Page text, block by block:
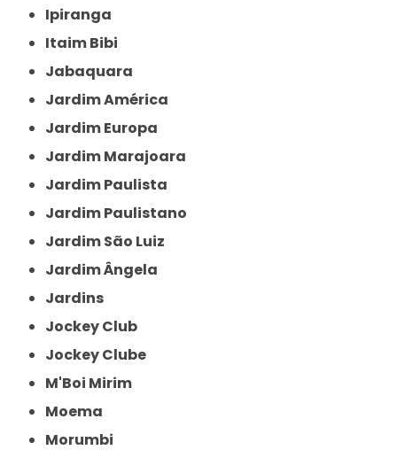
Ipiranga
Itaim Bibi
Jabaquara
Jardim América
Jardim Europa
Jardim Marajoara
Jardim Paulista
Jardim Paulistano
Jardim São Luiz
Jardim Ângela
Jardins
Jockey Club
Jockey Clube
M'Boi Mirim
Moema
Morumbi